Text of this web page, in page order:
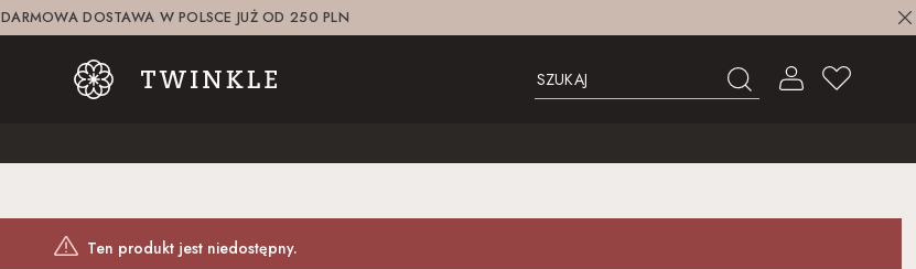
DARMOWA DOSTAWA W POLSCE JUŻ OD 250 PLN
Ten produkt jest niedostępny.